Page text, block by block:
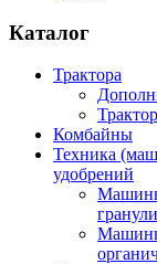
Каталог
Трактора
Комбайны
Техника
удобрений
Машины
Машины